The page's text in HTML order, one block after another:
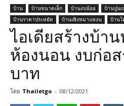
บ้าน บ้านขนาดเล็ก บ้านงบน้อย บ้านปูนเ
บ้านราคาประหยัด
บ้านเพิงหมาแหงน บ้านโ
ไอเดียสร้างบ้า
ห้องนอน งบก่อส
บาท
โดย Thailetgo - 08/12/2021